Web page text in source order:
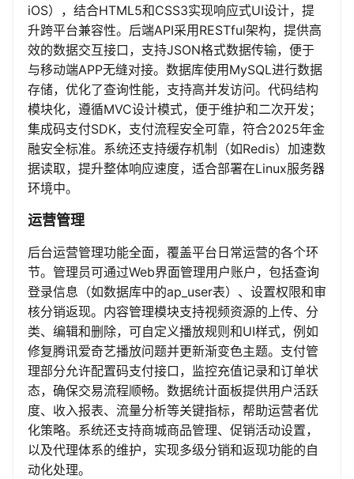
iOS），结合HTML5和CSS3实现响应式UI设计，提
升跨平台兼容性。后端API采用RESTful架构，提供高
效的数据交互接口，支持JSON格式数据传输，便于
与移动端APP无缝对接。数据库使用MySQL进行数据
存储，优化了查询性能，支持高并发访问。代码结构
模块化，遵循MVC设计模式，便于维护和二次开发；
集成码支付SDK，支付流程安全可靠，符合2025年金
融安全标准。系统还支持缓存机制（如Redis）加速数
据读取，提升整体响应速度，适合部署在Linux服务器
环境中。
运营管理
后台运营管理功能全面，覆盖平台日常运营的各个环
节。管理员可通过Web界面管理用户账户，包括查询
登录信息（如数据库中的ap_user表）、设置权限和审
核分销返现。内容管理模块支持视频资源的上传、分
类、编辑和删除，可自定义播放规则和UI样式，例如
修复腾讯爱奇艺播放问题并更新渐变色主题。支付管
理部分允许配置码支付接口，监控充值记录和订单状
态，确保交易流程顺畅。数据统计面板提供用户活跃
度、收入报表、流量分析等关键指标，帮助运营者优
化策略。系统还支持商城商品管理、促销活动设置，
以及代理体系的维护，实现多级分销和返现功能的自
动化处理。